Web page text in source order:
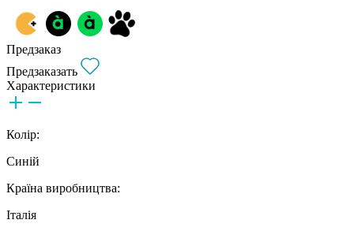
Предзаказ
Предзаказать
Характеристики
Колір:
Синій
Країна виробництва:
Італія